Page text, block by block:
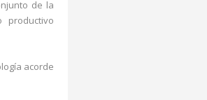
de la
acorde